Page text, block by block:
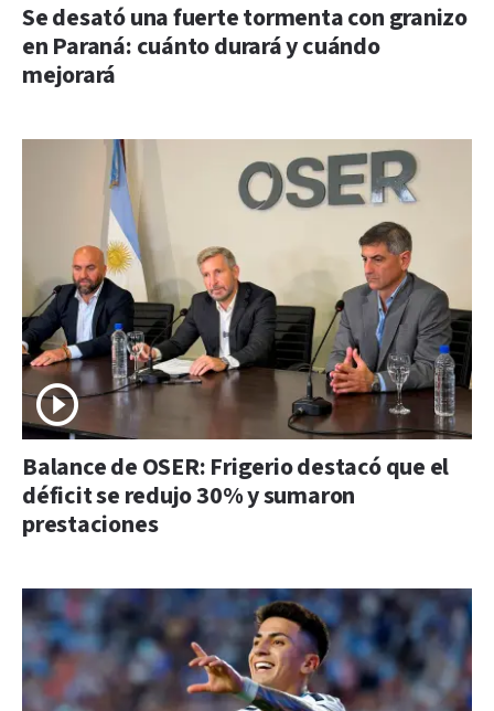
Se desató una fuerte tormenta con granizo
en Paraná: cuánto durará y cuándo
mejorará
Balance de OSER: Frigerio destacó que el
déficit se redujo 30% y sumaron
prestaciones